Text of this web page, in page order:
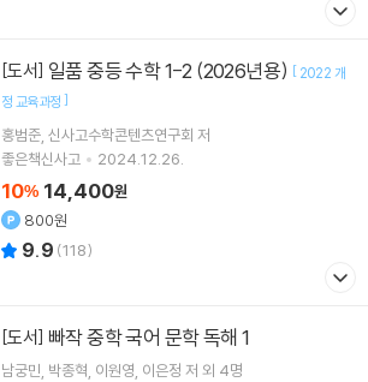
[도서] 일품 중등 수학 1-2 (2026년용) [ 2022 개
정 교육과정 ]
홍범준 신사고수학콘텐츠연구회 저
좋은책신사고
2024.12.26.
10% 14,400원
800원
9.9 (118)
[도서] 빠작 중학 국어 문학 독해 1
남궁민 박종혁 이원영 이은정 저 외 4명